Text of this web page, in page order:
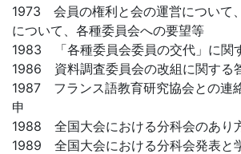
1973 会員の権利と会の運営について
について、各種委員会への要望等
1983 「各種委員会委員の交代」に関
1986 資料調査委員会の改組に関する
1987 フランス語教育研究協会との連
申
1988 全国大会における分科会のあり
1989 全国大会における分科会発表と